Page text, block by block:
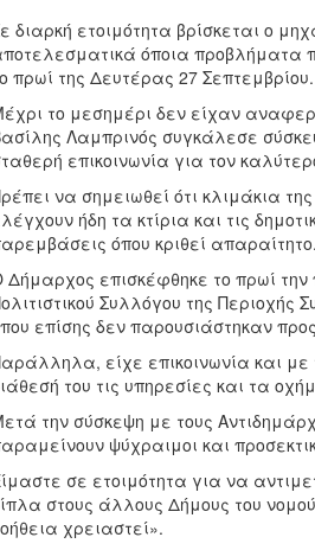
διαρκή ετοιμότητα βρίσκεται ο
όποια προβλήματα
πρωί της Δευτέρας 27 Σεπτεμβρίου.
το μεσημέρι δεν είχαν
Λαμπρινός συγκάλεσε
επικοινωνία για τον
να σημειωθεί ότι κλιμάκια
ήδη τα κτίρια και τις
όπου κριθεί απαραίτητο.
Δήμαρχος επισκέφθηκε το πρωί
Συλλόγου της
επίσης δεν παρουσιάστηκαν
είχε επικοινωνία και
του τις υπηρεσίες και τα
την σύσκεψη με τους
ψύχραιμοι και
σε ετοιμότητα για να
στους άλλους Δήμους του
χρειαστεί».